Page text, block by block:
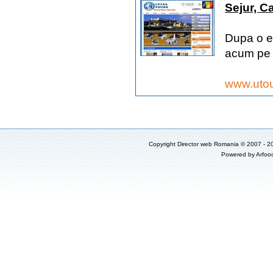
Sejur,
Dupa o
acum
CopyrightDirector web Romania © 2007 -
Powered by